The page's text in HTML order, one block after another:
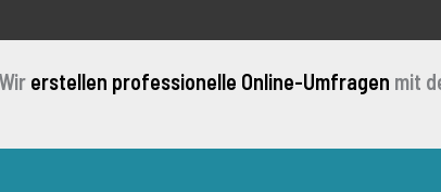
Wir erstellen professionelle Online-Umfragen mit